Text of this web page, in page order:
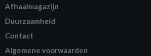
Afhaalmagazijn
Duurzaamheid
Contact
Algemene voorwaarden